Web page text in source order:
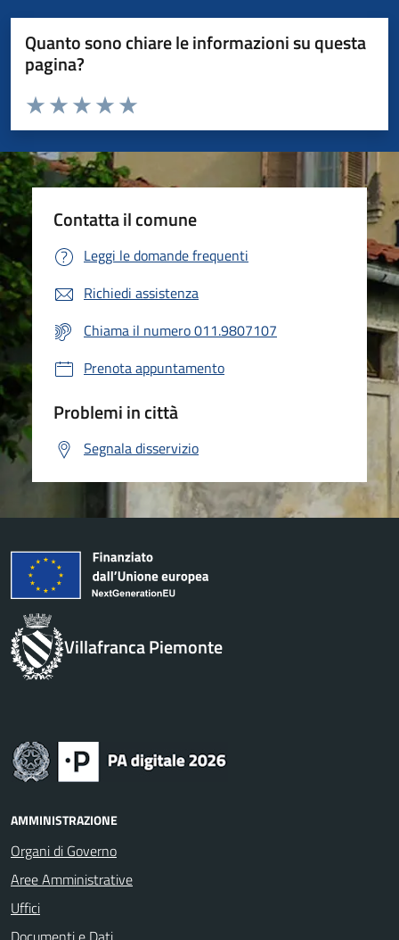
Quanto sono chiare le informazioni su questa
pagina?
Valuta da 1 a 5 stelle la pagina
Valuta 5 stelle su 5
Valuta 4 stelle su 5
Valuta 3 stelle su 5
Valuta 2 stelle su 5
Valuta 1 stelle su 5
Contatta il comune
Leggi le domande frequenti
Richiedi assistenza
Chiama il numero 011.9807107
Prenota appuntamento
Problemi in città
Segnala disservizio
Villafranca Piemonte
AMMINISTRAZIONE
Organi di Governo
Aree Amministrative
Uffici